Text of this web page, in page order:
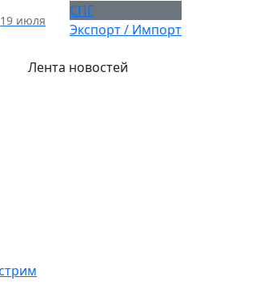
19 июля
СПГ
Экспорт / Импорт
Лента новостей